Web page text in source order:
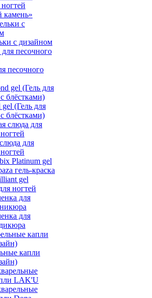
камень»
с дизайном
песочного
(Гель для
блёстками)
для
Platinum gel
гель-краска
gel
ногтей
для
для
капли
LAK'U